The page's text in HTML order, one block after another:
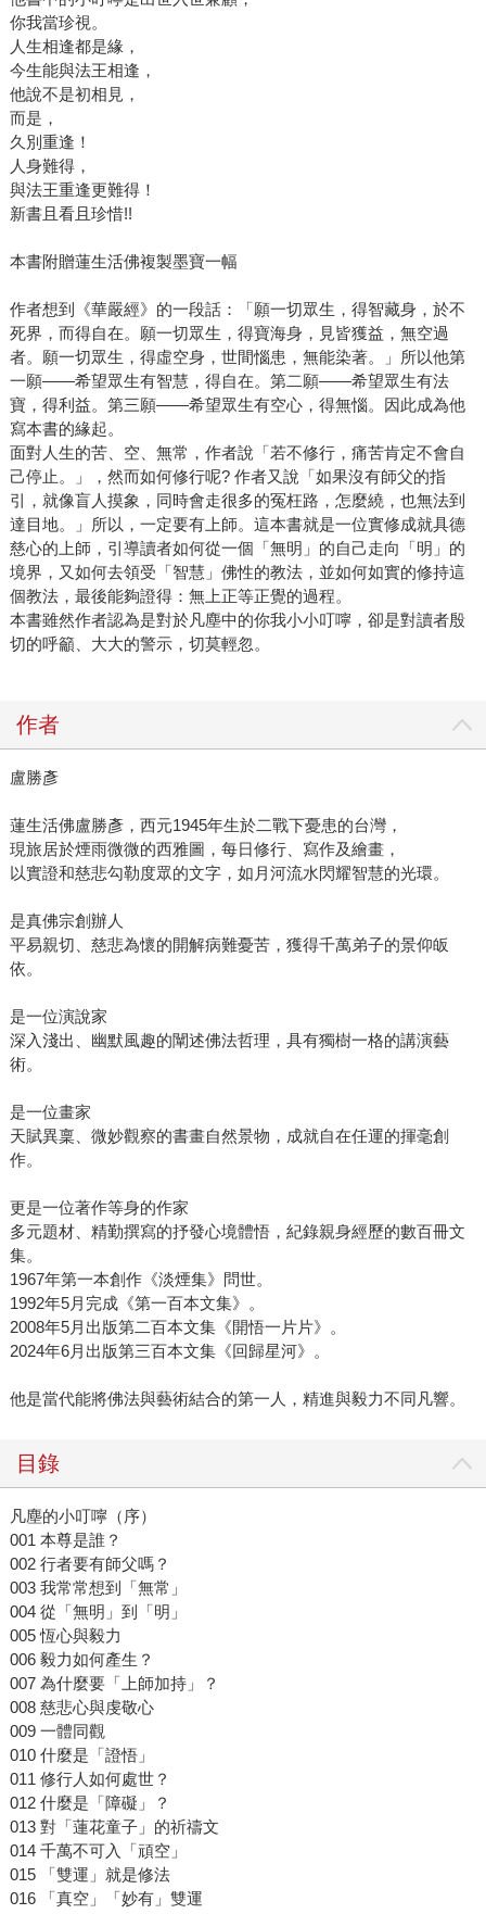
你我當珍視。
人生相逢都是緣，
今生能與法王相逢，
他說不是初相見，
而是，
久別重逢！
人身難得，
與法王重逢更難得！
新書且看且珍惜!!
本書附贈蓮生活佛複製墨寶一幅
作者想到《華嚴經》的一段話：「願一切眾生，得智藏身，於不
死界，而得自在。願一切眾生，得寶海身，見皆獲益，無空過
者。願一切眾生，得虛空身，世間惱患，無能染著。」所以他第
一願——希望眾生有智慧，得自在。第二願——希望眾生有法
寶，得利益。第三願——希望眾生有空心，得無惱。因此成為他
寫本書的緣起。
面對人生的苦、空、無常，作者說「若不修行，痛苦肯定不會自
己停止。」，然而如何修行呢? 作者又說「如果沒有師父的指
引，就像盲人摸象，同時會走很多的冤枉路，怎麼繞，也無法到
達目地。」所以，一定要有上師。這本書就是一位實修成就具德
慈心的上師，引導讀者如何從一個「無明」的自己走向「明」的
境界，又如何去領受「智慧」佛性的教法，並如何如實的修持這
個教法，最後能夠證得：無上正等正覺的過程。
本書雖然作者認為是對於凡塵中的你我小小叮嚀，卻是對讀者殷
切的呼籲、大大的警示，切莫輕忽。
作者
盧勝彥
蓮生活佛盧勝彥，西元1945年生於二戰下憂患的台灣，
現旅居於煙雨微微的西雅圖，每日修行、寫作及繪畫，
以實證和慈悲勾勒度眾的文字，如月河流水閃耀智慧的光環。
是真佛宗創辦人
平易親切、慈悲為懷的開解病難憂苦，獲得千萬弟子的景仰皈
依。
是一位演說家
深入淺出、幽默風趣的闡述佛法哲理，具有獨樹一格的講演藝
術。
是一位畫家
天賦異稟、微妙觀察的書畫自然景物，成就自在任運的揮毫創
作。
更是一位著作等身的作家
多元題材、精勤撰寫的抒發心境體悟，紀錄親身經歷的數百冊文
集。
1967年第一本創作《淡煙集》問世。
1992年5月完成《第一百本文集》。
2008年5月出版第二百本文集《開悟一片片》。
2024年6月出版第三百本文集《回歸星河》。
他是當代能將佛法與藝術結合的第一人，精進與毅力不同凡響。
目錄
凡塵的小叮嚀（序）
001 本尊是誰？
002 行者要有師父嗎？
003 我常常想到「無常」
004 從「無明」到「明」
005 恆心與毅力
006 毅力如何產生？
007 為什麼要「上師加持」？
008 慈悲心與虔敬心
009 一體同觀
010 什麼是「證悟」
011 修行人如何處世？
012 什麼是「障礙」？
013 對「蓮花童子」的祈禱文
014 千萬不可入「頑空」
015 「雙運」就是修法
016 「真空」「妙有」雙運